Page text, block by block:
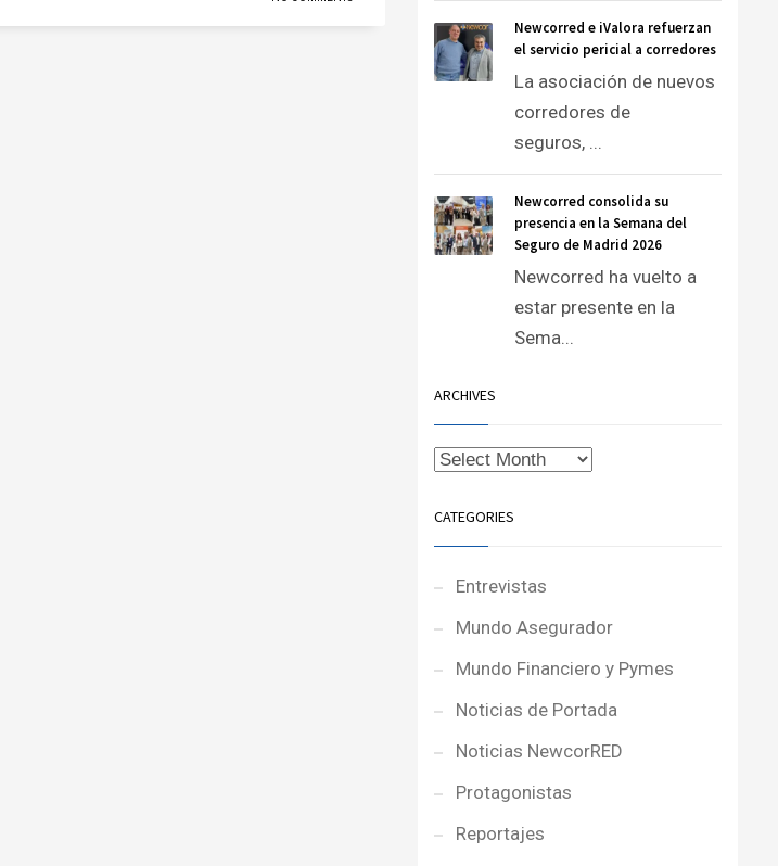
Newcorred e iValora refuerzan
el servicio pericial a corredores
La asociación de nuevos
corredores de
seguros, ...
Newcorred consolida su
presencia en la Semana del
Seguro de Madrid 2026
Newcorred ha vuelto a
estar presente en la
Sema...
ARCHIVES
CATEGORIES
Entrevistas
Mundo Asegurador
Mundo Financiero y Pymes
Noticias de Portada
Noticias NewcorRED
Protagonistas
Reportajes